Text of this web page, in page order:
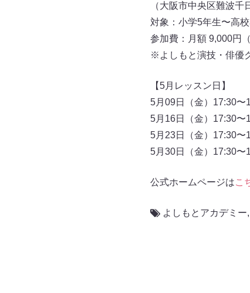
（大阪市中央区難波千
対象：小学5年生〜高
参加費：月額 9,000円（
※よしもと演技・俳優
【5月レッスン日】
5月09日（金）17:30〜
5月16日（金）17:30〜
5月23日（金）17:30〜
5月30日（金）17:30〜
公式ホームページはこ
よしもとアカデミー,